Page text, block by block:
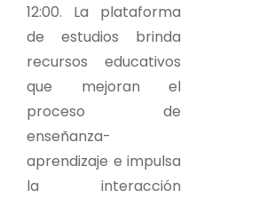
12:00. La plataforma
de estudios brinda
recursos educativos
que mejoran el
proceso de
enseñanza-
aprendizaje e impulsa
la interacción